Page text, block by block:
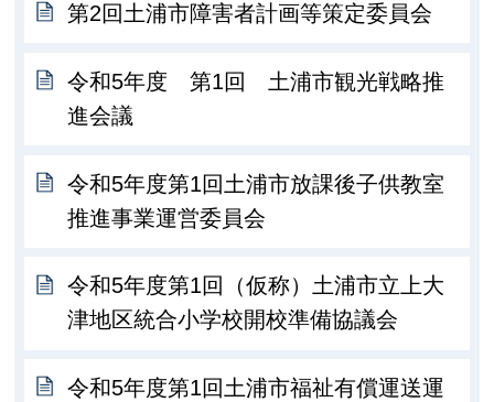
第2回土浦市障害者計画等策定委員会
令和5年度 第1回 土浦市観光戦略推
進会議
令和5年度第1回土浦市放課後子供教室
推進事業運営委員会
令和5年度第1回（仮称）土浦市立上大
津地区統合小学校開校準備協議会
令和5年度第1回土浦市福祉有償運送運